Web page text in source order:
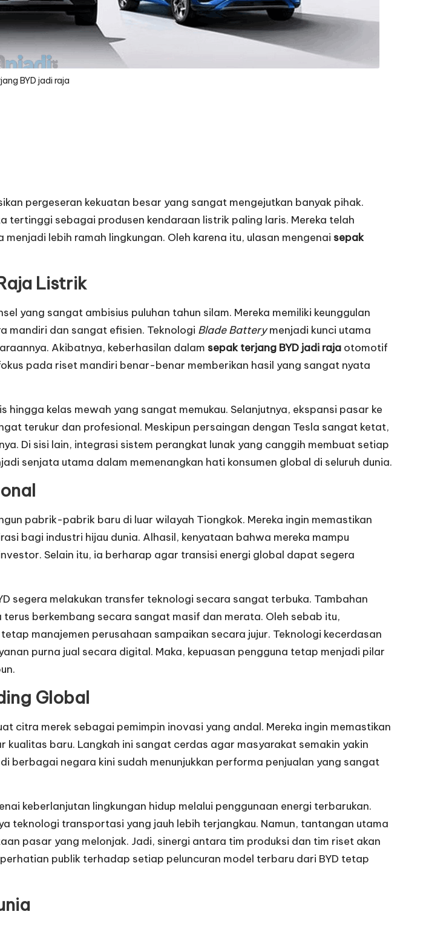
BYD jadi raja
pergeseran kekuatan besar yang sangat mengejutkan banyak pihak.
tertinggi sebagai produsen kendaraan listrik paling laris. Mereka telah
lebih ramah lingkungan. Oleh karena itu, ulasan mengenai sepak
Listrik
yang sangat ambisius puluhan tahun silam. Mereka memiliki keunggulan
mandiri dan sangat efisien. Teknologi Blade Batterymenjadi kunci utama
Akibatnya, keberhasilan dalam sepak terjang BYD jadi raja otomotif
pada riset mandiri benar-benar memberikan hasil yang sangat nyata
kelas mewah yang sangat memukau. Selanjutnya, ekspansi pasar ke
terukur dan profesional. Meskipun persaingan dengan Tesla sangat ketat,
Di sisi lain, integrasi sistem perangkat lunak yang canggih membuat setiap
senjata utama dalam memenangkan hati konsumen global di seluruh dunia.
pabrik-pabrik baru di luar wilayah Tiongkok. Mereka ingin memastikan
bagi industri hijau dunia. Alhasil, kenyataan bahwa mereka mampu
Selain itu, ia berharap agar transisi energi global dapat segera
segera melakukan transfer teknologi secara sangat terbuka. Tambahan
berkembang secara sangat masif dan merata. Oleh sebab itu,
manajemen perusahaan sampaikan secara jujur. Teknologi kecerdasan
purna jual secara digital. Maka, kepuasan pengguna tetap menjadi pilar
Global
citra merek sebagai pemimpin inovasi yang andal. Mereka ingin memastikan
kualitas baru. Langkah ini sangat cerdas agar masyarakat semakin yakin
berbagai negara kini sudah menunjukkan performa penjualan yang sangat
keberlanjutan lingkungan hidup melalui penggunaan energi terbarukan.
teknologi transportasi yang jauh lebih terjangkau. Namun, tantangan utama
pasar yang melonjak. Jadi, sinergi antara tim produksi dan tim riset akan
publik terhadap setiap peluncuran model terbaru dari BYD tetap